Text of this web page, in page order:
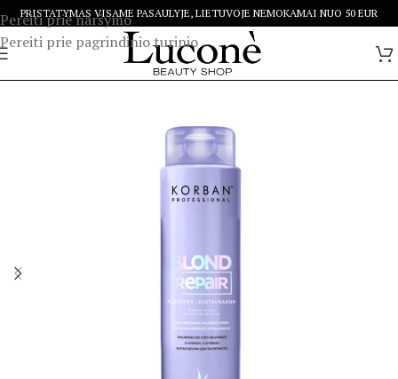
Pereiti prie naršymo
Pereiti prie pagrindinio turinio
PRISTATYMAS VISAME PASAULYJE, LIETUVOJE NEMOKAMAI NUO 50 EUR